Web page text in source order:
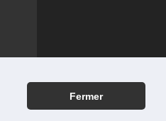
Fermer